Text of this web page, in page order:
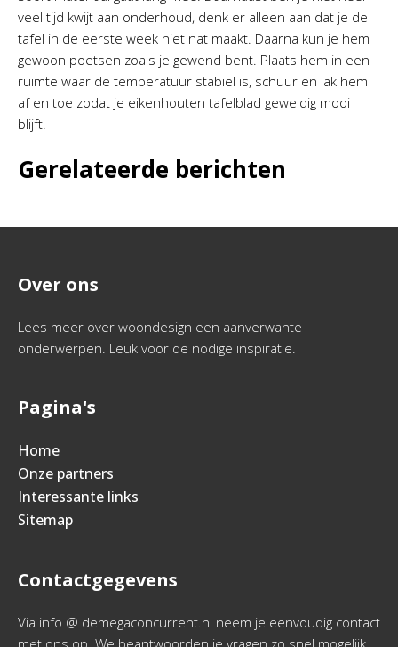
veel tijd kwijt aan onderhoud, denk er alleen aan dat je de
tafel in de eerste week niet nat maakt. Daarna kun je hem
gewoon poetsen zoals je gewend bent. Plaats hem in een
ruimte waar de temperatuur stabiel is, schuur en lak hem
af en toe zodat je eikenhouten tafelblad geweldig mooi
blijft!
Gerelateerde berichten
Over ons
Lees meer over woondesign een aanverwante
onderwerpen. Leuk voor de nodige inspiratie.
Pagina's
Home
Onze partners
Interessante links
Sitemap
Contactgegevens
Via info @ demegaconcurrent.nl neem je eenvoudig contact
met ons op. We beantwoorden je vragen zo snel mogelijk.